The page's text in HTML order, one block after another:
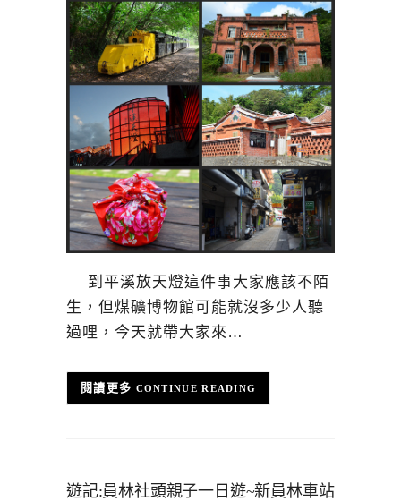
到平溪放天燈這件事大家應該不陌
生，但煤礦博物館可能就沒多少人聽
過哩，今天就帶大家來…
CONTINUE READING
遊記:員林社頭親子一日遊~新員林車站